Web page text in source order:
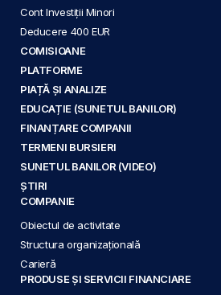
Cont Investiții Minori
Deducere 400 EUR
COMISIOANE
PLATFORME
PIAȚĂ ȘI ANALIZE
EDUCAȚIE (SUNETUL BANILOR)
FINANȚARE COMPANII
TERMENI BURSIERI
SUNETUL BANILOR (VIDEO)
ȘTIRI
COMPANIE
Obiectul de activitate
Structura organizațională
Carieră
PRODUSE ȘI SERVICII FINANCIARE